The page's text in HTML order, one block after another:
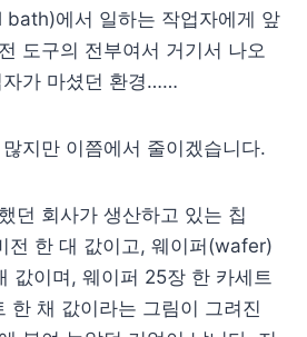
bath)에서 일하는 작업자에게 앞
도구의 전부여서 거기서 나오
자가 마셨던 환경……
지만 이쯤에서 줄이겠습니다.
던 회사가 생산하고 있는 칩
전 한 대 값이고, 웨이퍼(wafer)
값이며, 웨이퍼 25장 한 카세트
한 채 값이라는 그림이 그려진